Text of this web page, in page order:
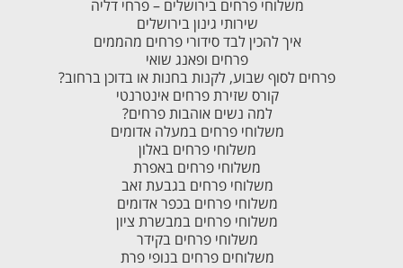
משלוחי פרחים בירושלים – פרחי דליה
שירותי גינון בירושלים
איך להכין לבד סידורי פרחים מהממים
פרחים ופאנג שואי
פרחים לסוף שבוע, לקנות בחנות או בדוכן ברחוב?
קורס שזירת פרחים אינטרנטי
למה נשים אוהבות פרחים?
משלוחי פרחים במעלה אדומים
משלוחי פרחים באלון
משלוחי פרחים באפרת
משלוחי פרחים בגבעת זאב
משלוחי פרחים בכפר אדומים
משלוחי פרחים במבשרת ציון
משלוחי פרחים בקידר
משלוחים פרחים בנופי פרת